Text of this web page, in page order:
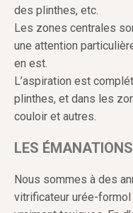
des plinthes, etc.
Les zones centrales
une attention
en est.
L’aspiration est
plinthes, et dans les
couloir et autres.
LES
Nous sommes à des
vitrificateur urée-